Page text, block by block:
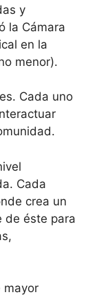
y
la Cámara
en la
menor).
Cada uno
Cada
crea un
de éste para
mayor